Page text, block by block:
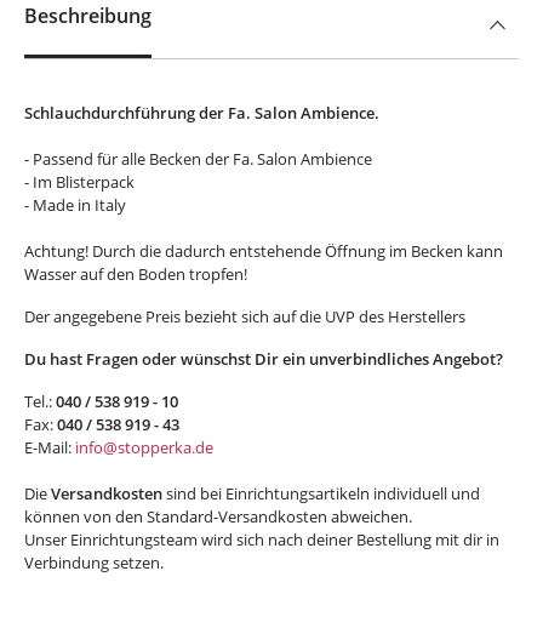
Beschreibung
Schlauchdurchführung der Fa. Salon Ambience.
- Passend für alle Becken der Fa. Salon Ambience
- Im Blisterpack
- Made in Italy
Achtung! Durch die dadurch entstehende Öffnung im Becken kann
Wasser auf den Boden tropfen!
Der angegebene Preis bezieht sich auf die UVP des Herstellers
Du hast Fragen oder wünschst Dir ein unverbindliches Angebot?
Tel.:040 / 538 919 - 10
Fax:040 / 538 919 - 43
E-Mail: info@stopperka.de
DieVersandkostensind bei Einrichtungsartikeln individuell und
können von den Standard-Versandkosten abweichen.
Unser Einrichtungsteam wird sich nach deiner Bestellung mit dir in
Verbindung setzen.